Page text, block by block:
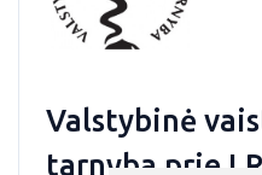
Valstybinė
tarnyba prie